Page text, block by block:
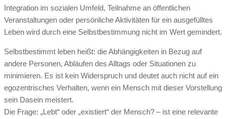
Integration im sozialen Umfeld, Teilnahme an öffentlichen
Veranstaltungen oder persönliche Aktivitäten für ein ausgefülltes
Leben wird durch eine Selbstbestimmung nicht im Wert gemindert.
Selbstbestimmt leben heißt: die Abhängigkeiten in Bezug auf
andere Personen, Abläufen des Alltags oder Situationen zu
minimieren. Es ist kein Widerspruch und deutet auch nicht auf ein
egozentrisches Verhalten, wenn ein Mensch mit dieser Vorstellung
sein Dasein meistert.
Die Frage: „Lebt“ oder „existiert“ der Mensch? – ist eine relevante